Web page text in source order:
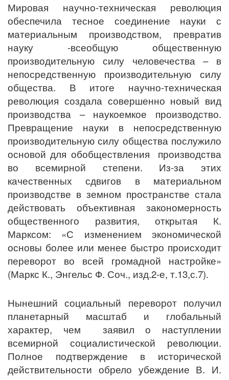
Мировая научно-техническая революция
обеспечила тесное соединение науки с
материальным производством, превратив
науку -всеобщую общественную
производительную силу человечества – в
непосредственную производительную силу
общества. В итоге научно-техническая
революция создала совершенно новый вид
производства – наукоемкое производство.
Превращение науки в непосредственную
производительную силу общества послужило
основой для обобществления производства
во всемирной степени. Из-за этих
качественных сдвигов в материальном
производстве в земном пространстве стала
действовать объективная закономерность
общественного развития, открытая К.
Марксом: «С изменением экономической
основы более или менее быстро происходит
переворот во всей громадной настройке»
(Маркс К., Энгельс Ф. Соч., изд.2-е, т.13,с.7).
Нынешний социальный переворот получил
планетарный масштаб и глобальный
характер, чем заявил о наступлении
всемирной социалистической революции.
Полное подтверждение в исторической
действительности обрело убеждение В. И.